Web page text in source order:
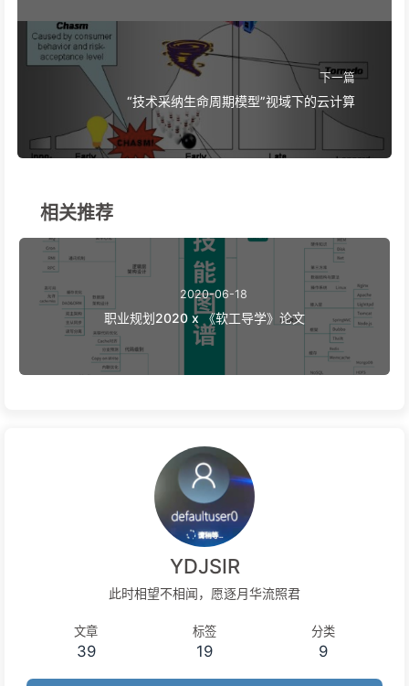
下一篇
“技术采纳生命周期模型”视域下的云计算
相关推荐
2020-06-18
职业规划2020 x 《软工导学》论文
YDJSIR
此时相望不相闻，愿逐月华流照君
文章
39
标签
19
分类
9